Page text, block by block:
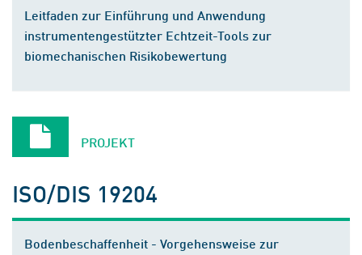
Leitfaden zur Einführung und Anwendung
instrumentengestützter Echtzeit-Tools zur
biomechanischen Risikobewertung
PROJEKT
ISO/DIS 19204
Bodenbeschaffenheit - Vorgehensweise zur